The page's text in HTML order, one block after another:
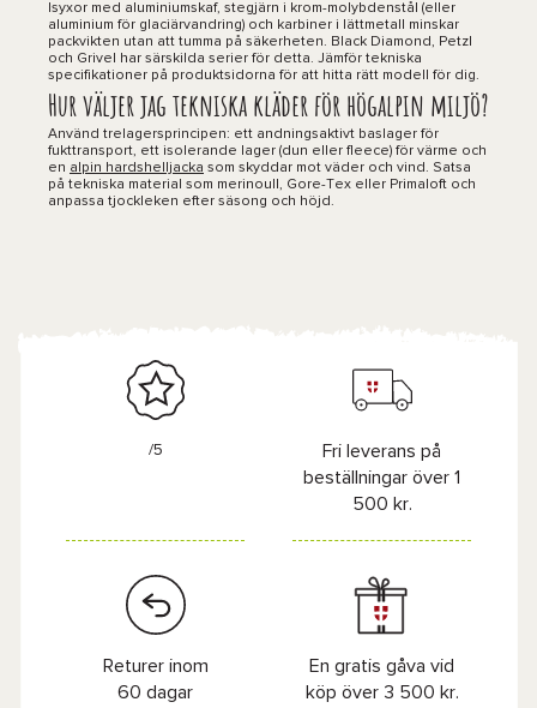
Isyxor med aluminiumskaf, stegjärn i krom-molybdenstål (eller
aluminium för glaciärvandring) och karbiner i lättmetall minskar
packvikten utan att tumma på säkerheten. Black Diamond, Petzl
och Grivel har särskilda serier för detta. Jämför tekniska
specifikationer på produktsidorna för att hitta rätt modell för dig.
Hur väljer jag tekniska kläder för högalpin miljö?
Använd trelagersprincipen: ett andningsaktivt baslager för
fukttransport, ett isolerande lager (dun eller fleece) för värme och
en alpin hardshelljacka som skyddar mot väder och vind. Satsa
på tekniska material som merinoull, Gore-Tex eller Primaloft och
anpassa tjockleken efter säsong och höjd.
/5
Fri leverans på
beställningar över 1
500 kr.
Returer inom
60 dagar
En gratis gåva vid
köp över 3 500 kr.